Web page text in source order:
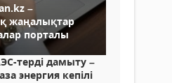
–
жаңалықтар
порталы
терді дамыту –
энергия кепілі